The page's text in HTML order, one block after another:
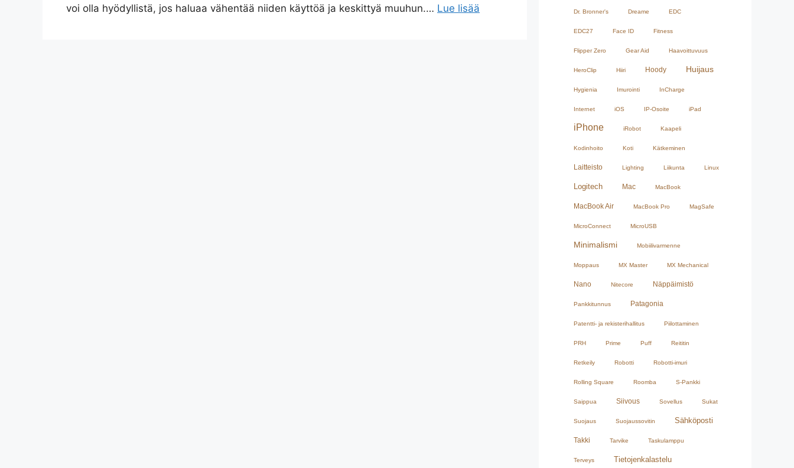
voi olla hyödyllistä, jos haluaa vähentää niiden käyttöä ja keskittyä muuhun.… Lue lisää Dr. Bronner's Dreame EDC
EDC27 Face ID Fitness
Flipper Zero Gear Aid Haavoittuvuus
HeroClip Hiiri Hoody Huijaus
Hygienia Imurointi InCharge
Internet iOS IP-Osoite iPad
iPhone iRobot Kaapeli
Kodinhoito Koti Kätkeminen
Laitteisto Lighting Liikunta Linux
Logitech Mac MacBook
MacBook Air MacBook Pro MagSafe
MicroConnect MicroUSB
Minimalismi Mobiilivarmenne
Moppaus MX Master MX Mechanical
Nano Nitecore Näppäimistö
Pankkitunnus Patagonia
Patentti- ja rekisterihallitus Piilottaminen
PRH Prime Puff Reititin
Retkeily Robotti Robotti-imuri
Rolling Square Roomba S-Pankki
Saippua Siivous Sovellus Sukat
Suojaus Suojaussovitin Sähköposti
Takki Tarvike Taskulamppu
Terveys Tietojenkalastelu